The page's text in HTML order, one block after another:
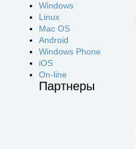
Windows
Linux
Mac OS
Android
Windows Phone
iOS
On-line
Партнеры